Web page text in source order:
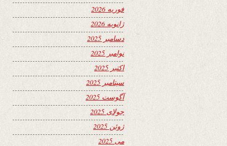
فوریه 2026
ژانویه 2026
دسامبر 2025
نوامبر 2025
اکتبر 2025
سپتامبر 2025
آگوست 2025
جولای 2025
ژوئن 2025
می 2025